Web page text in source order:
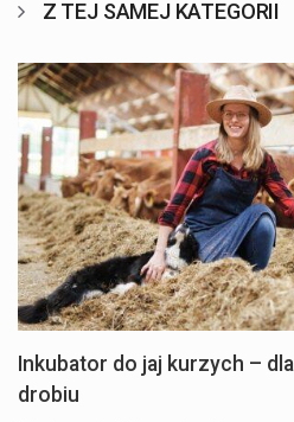
Z TEJ SAMEJ KATEGORII
Inkubator do jaj kurzych –
drobiu